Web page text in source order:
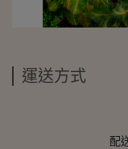
運送方式
配